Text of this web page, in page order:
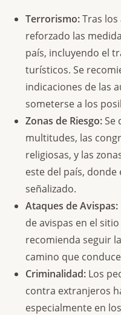
Terrorismo:Tras los
reforzado las
país, incluyendo el
turísticos. Se
indicaciones de las
someterse a los
Zonas de Riesgo:Se
multitudes, las
religiosas, y las
este del país,
señalizado.
Ataques de Avispas:
de avispas en el
recomienda seguir
camino que
Criminalidad: Los
contra extranjeros
especialmente en